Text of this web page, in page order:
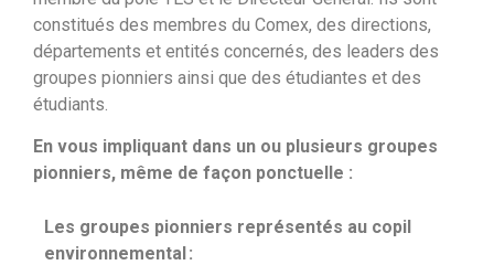
constitués des membres du Comex, des directions,
départements et entités concernés, des leaders des
groupes pionniers ainsi que des étudiantes et des
étudiants.
En vous impliquant dans un ou plusieurs groupes
pionniers, même de façon ponctuelle :
Les groupes pionniers représentés au copil
environnemental :